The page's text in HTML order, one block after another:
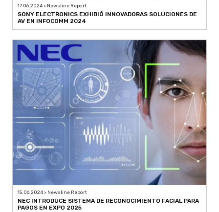
17.06.2024 > Newsline Report
SONY ELECTRONICS EXHIBIÓ INNOVADORAS SOLUCIONES DE
AV EN INFOCOMM 2024
15.06.2024 > Newsline Report
NEC INTRODUCE SISTEMA DE RECONOCIMIENTO FACIAL PARA
PAGOS EN EXPO 2025